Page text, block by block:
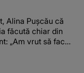
Alina Pușcău că
făcută chiar din
„Am vrut să fac